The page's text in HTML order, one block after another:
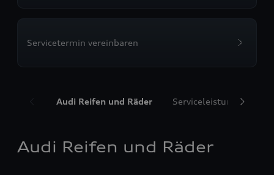
Servicetermin vereinbaren
Audi Reifen und Räder Serviceleistungen
Audi Reifen und Räder